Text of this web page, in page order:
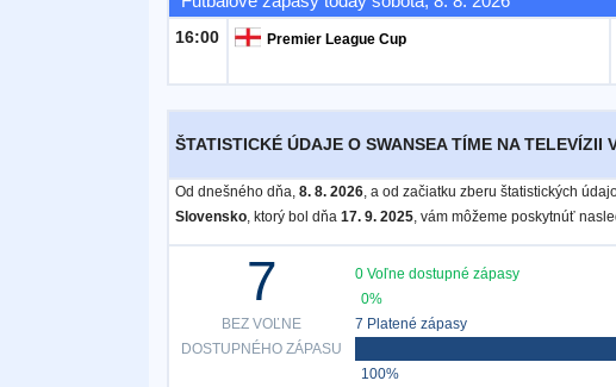
16:00 Premier League Cup
ŠTATISTICKÉ ÚDAJE O SWANSEA TÍME NA TELEVÍZII
Od dnešného dňa, 8. 8. 2026, a od začiatku zberu štatistických
Slovensko, ktorý bol dňa 17. 9. 2025, vám môžeme poskytnúť
7
BEZ VOĽNE
DOSTUPNÉHO ZÁPASU
0 Voľne dostupné zápasy
0%
7 Platené zápasy
100%